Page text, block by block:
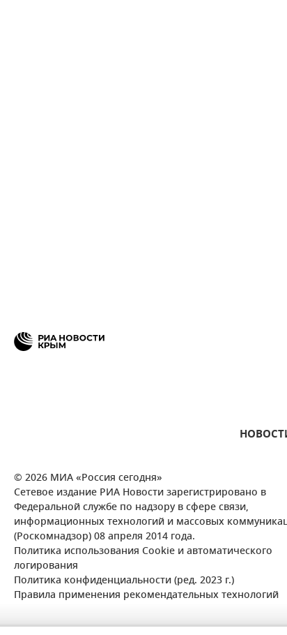
© 2026 МИА «Россия сегодня»
Сетевое издание РИА Новости зарегистрировано в
Федеральной службе по надзору в сфере связи,
информационных технологий и массовых
(Роскомнадзор) 08 апреля 2014 года.
Политика использования Cookie и автоматического
логирования
Политика конфиденциальности (ред. 2023 г.)
Правила применения рекомендательных технологий